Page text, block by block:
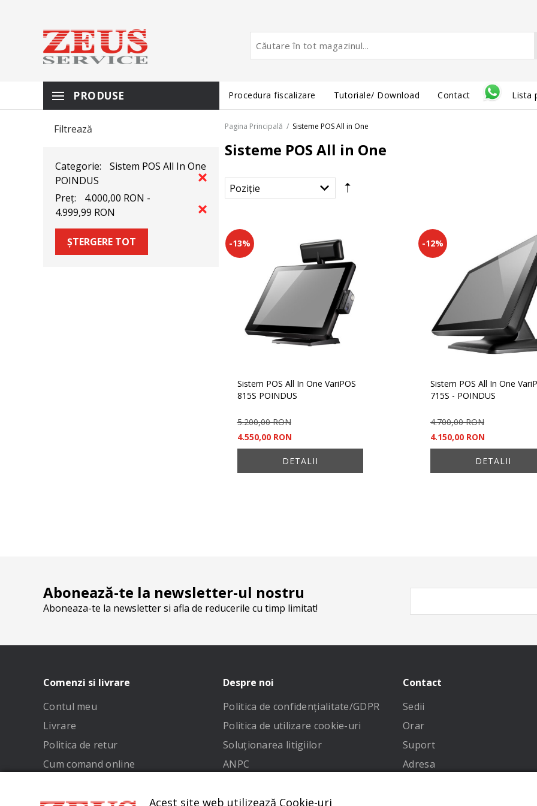
PRODUSE Procedura fiscalizare Tutoriale/ Download Contact Lista
Filtrează
Categorie:
Sistem POS All In One
POINDUS
Preț:
4.000,00 RON -
4.999,99 RON
ȘTERGERE TOT
Pagina Principală / Sisteme POS All in One
Sisteme POS All in One
-13%
Sistem POS All In One VariPOS
815S POINDUS
5.200,00 RON
4.550,00 RON
DETALII
-12%
Sistem POS All In One
715S - POINDUS
4.700,00 RON
4.150,00 RON
DETALII
Abonează-te la newsletter-ul nostru
Aboneaza-te la newsletter si afla de reducerile cu timp limitat!
Comenzi si livrare
Contul meu
Livrare
Politica de retur
Cum comand online
Despre noi
Politica de confidenţialitate/GDPR
Politica de utilizare cookie-uri
Soluționarea litigiilor
ANPC
Contact
Sedii
Orar
Suport
Adresa
Acest site web utilizează Cookie-uri